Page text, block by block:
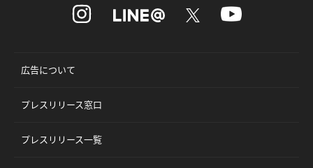
広告について
プレスリリース窓口
プレスリリース一覧